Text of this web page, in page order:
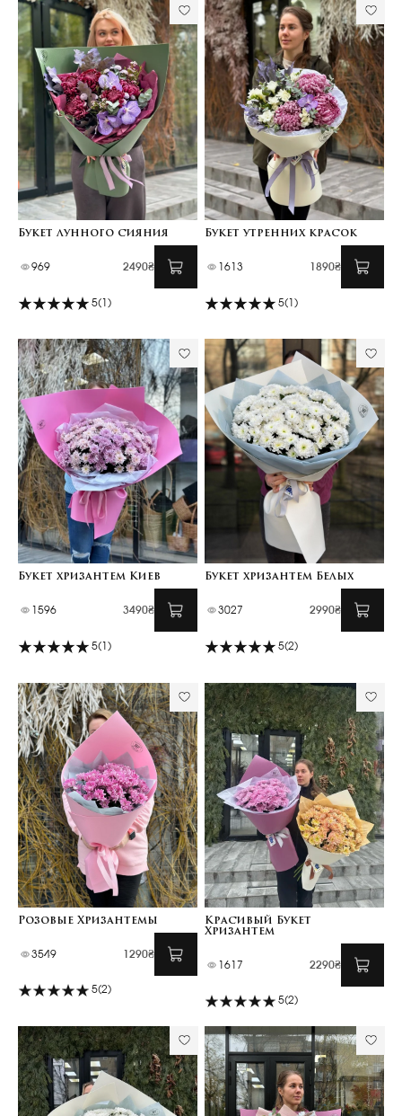
Букет лунного сияния
969 2490₴
5(1)
Букет утренних красок
1613 1890₴
5(1)
Букет хризантем Киев
1596 3490₴
5(1)
Букет хризантем Белых
3027 2990₴
5(2)
Розовые Хризантемы
3549 1290₴
5(2)
Красивый Букет
Хризантем
1617 2290₴
5(2)